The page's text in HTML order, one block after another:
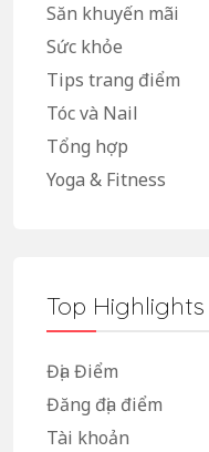
Săn khuyến mãi
Sức khỏe
Tips trang điểm
Tóc và Nail
Tổng hợp
Yoga & Fitness
Top Highlights
Địa Điểm
Đăng địa điểm
Tài khoản